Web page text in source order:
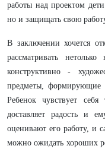
работы над проектом
но и защищать свою
В заключении хочется
рассматривать
конструктивно -
предметы, формирующие
Ребенок чувствует
доставляет радость и
оценивают его работу, и
можно ожидать хороших